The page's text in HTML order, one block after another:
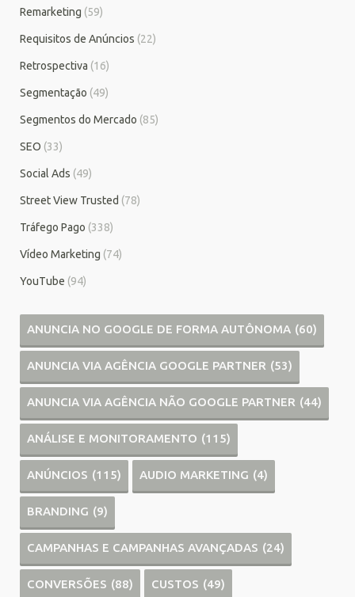
Remarketing (59)
Requisitos de Anúncios (22)
Retrospectiva (16)
Segmentação (49)
Segmentos do Mercado (85)
SEO (33)
Social Ads (49)
Street View Trusted (78)
Tráfego Pago (338)
Vídeo Marketing (74)
YouTube (94)
ANUNCIA NO GOOGLE DE FORMA AUTÔNOMA (60)
ANUNCIA VIA AGÊNCIA GOOGLE PARTNER (53)
ANUNCIA VIA AGÊNCIA NÃO GOOGLE PARTNER (44)
ANÁLISE E MONITORAMENTO (115)
ANÚNCIOS (115) AUDIO MARKETING (4)
BRANDING (9)
CAMPANHAS E CAMPANHAS AVANÇADAS (24)
CONVERSÕES (88) CUSTOS (49)